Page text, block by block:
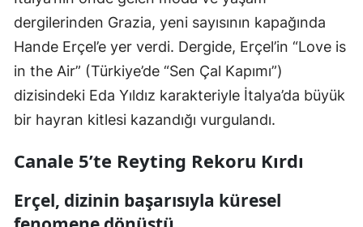
dergilerinden Grazia, yeni sayısının kapağında
Hande Erçel’e yer verdi. Dergide, Erçel’in “Love is
in the Air” (Türkiye’de “Sen Çal Kapımı”)
dizisindeki Eda Yıldız karakteriyle İtalya’da büyük
bir hayran kitlesi kazandığı vurgulandı.
Canale 5’te Reyting Rekoru Kırdı
Erçel, dizinin başarısıyla küresel